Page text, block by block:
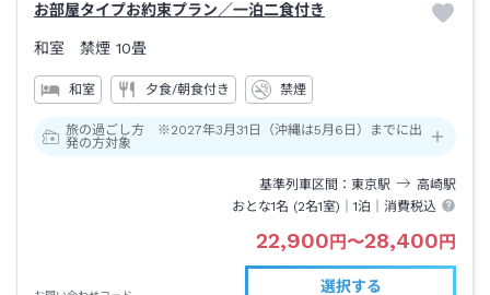
お部屋タイプお約束プラン／一泊二食付き
和室 禁煙 10畳
和室 夕食/朝食付き 禁煙
旅の過ごし方 ※2027年3月31日（沖縄は5月6日）までに出
発の方対象
基準列車区間 東京駅 高崎駅
おとな1名 (2名1室)｜1泊 ｜消費税込
22,900 円 〜28,400 円
選択する